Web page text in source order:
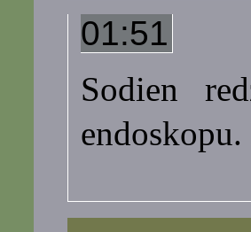
01:51
Sodien